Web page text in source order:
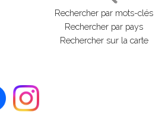
Rechercher par mots-clés
Rechercher par pays
Rechercher sur la carte